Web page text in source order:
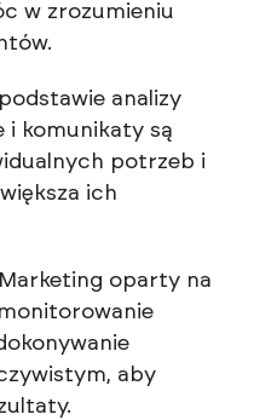
w zrozumieniu
analizy
i komunikaty są
potrzeb i
ich
oparty na
aby